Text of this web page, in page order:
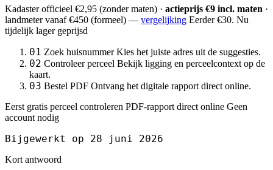
Kadaster officieel €2,95 (zonder maten) · actieprijs €9 incl. maten ·
landmetervanaf €450 (formeel) — vergelijking Eerder €30. Nu
tijdelijk lager geprijsd
01 Zoek huisnummer Kies het juiste adres uit de suggesties.
02 Controleer perceel Bekijk ligging en perceelcontext op de
kaart.
03 Bestel PDF Ontvang het digitale rapport direct online.
Eerst gratis perceel controleren PDF-rapport direct online Geen
account nodig
Bijgewerkt op 28 juni 2026
Kort antwoord